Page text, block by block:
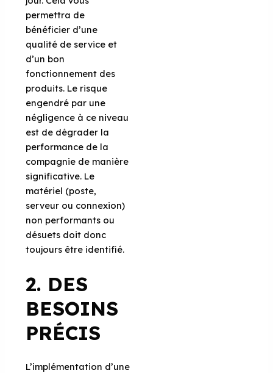
permettra de
bénéficier d’une
qualité de service et
d’un bon
fonctionnement des
produits. Le risque
engendré par une
négligence à ce niveau
est de dégrader la
performance de la
compagnie de manière
significative. Le
matériel (poste,
serveur ou connexion)
non performants ou
désuets doit donc
toujours être identifié.
2. DES
BESOINS
PRÉCIS
L’implémentation d’une